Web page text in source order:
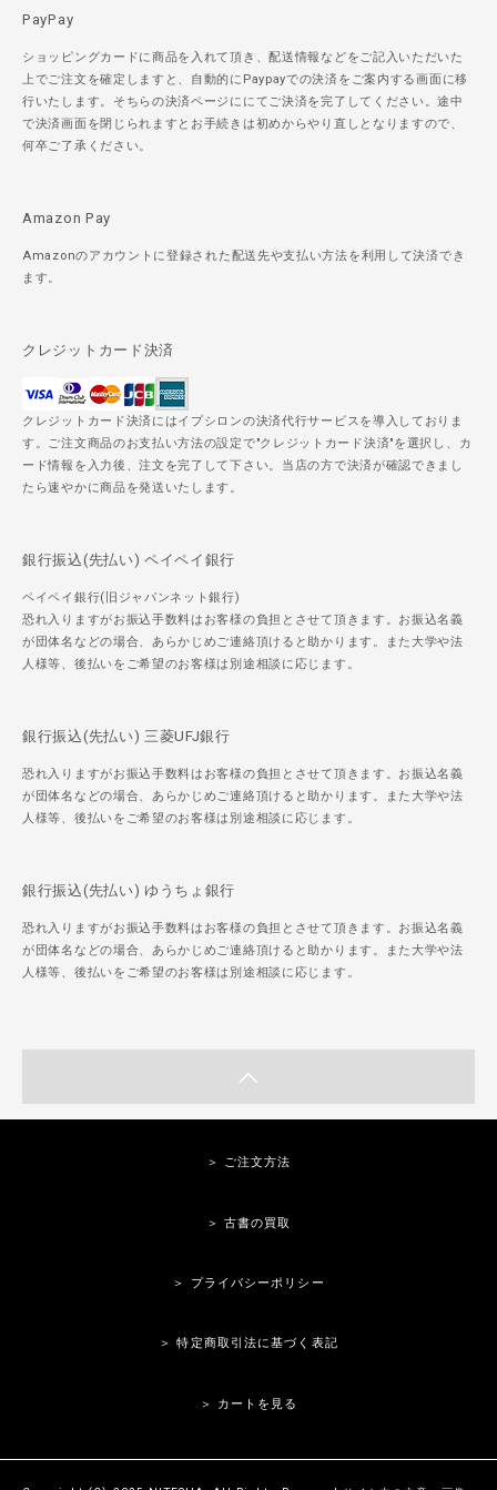
PayPay
ショッピングカードに商品を入れて頂き、配送情報などをご記入いただいた
上でご注文を確定しますと、自動的にPaypayでの決済をご案内する画面に移
行いたします。そちらの決済ページににてご決済を完了してください。途中
で決済画面を閉じられますとお手続きは初めからやり直しとなりますので、
何卒ご了承ください。
Amazon Pay
Amazonのアカウントに登録された配送先や支払い方法を利用して決済でき
ます。
クレジットカード決済
クレジットカード決済にはイプシロンの決済代行サービスを導入しておりま
す。ご注文商品のお支払い方法の設定で"クレジットカード決済"を選択し、カ
ード情報を入力後、注文を完了して下さい。当店の方で決済が確認できまし
たら速やかに商品を発送いたします。
銀行振込(先払い) ペイペイ銀行
ペイペイ銀行(旧ジャパンネット銀行)
恐れ入りますがお振込手数料はお客様の負担とさせて頂きます。お振込名義
が団体名などの場合、あらかじめご連絡頂けると助かります。また大学や法
人様等、後払いをご希望のお客様は別途相談に応じます。
銀行振込(先払い) 三菱UFJ銀行
恐れ入りますがお振込手数料はお客様の負担とさせて頂きます。お振込名義
が団体名などの場合、あらかじめご連絡頂けると助かります。また大学や法
人様等、後払いをご希望のお客様は別途相談に応じます。
銀行振込(先払い) ゆうちょ銀行
恐れ入りますがお振込手数料はお客様の負担とさせて頂きます。お振込名義
が団体名などの場合、あらかじめご連絡頂けると助かります。また大学や法
人様等、後払いをご希望のお客様は別途相談に応じます。
＞ ご注文方法
＞ 古書の買取
＞ プライバシーポリシー
＞ 特定商取引法に基づく表記
＞ カートを見る